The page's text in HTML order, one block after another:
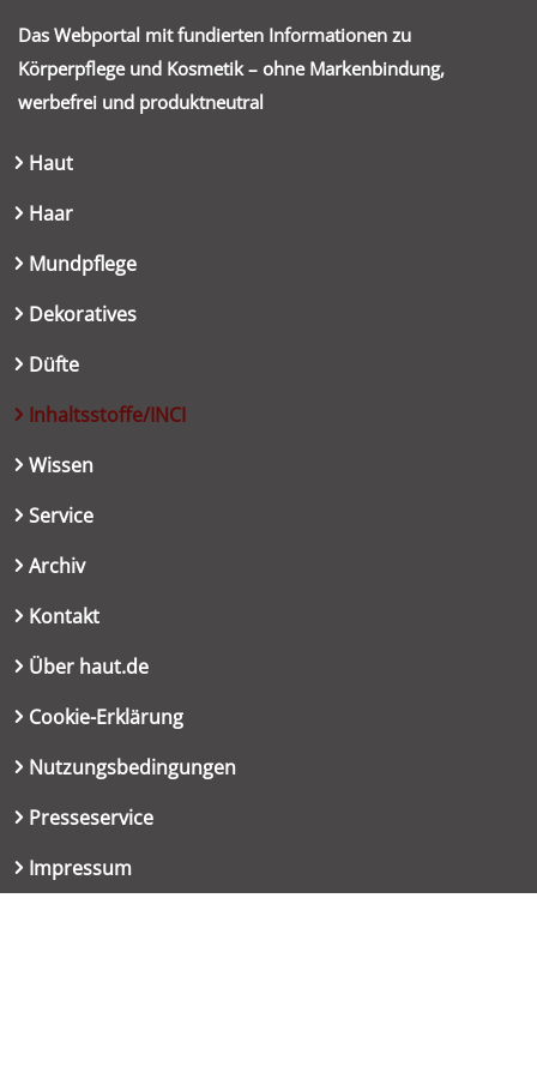
Das Webportal mit fundierten Informationen zu
Körperpflege und Kosmetik – ohne Markenbindung,
werbefrei und produktneutral
Haut
Haar
Mundpflege
Dekoratives
Düfte
Inhaltsstoffe/INCI
Wissen
Service
Archiv
Kontakt
Über haut.de
Cookie-Erklärung
Nutzungsbedingungen
Presseservice
Impressum